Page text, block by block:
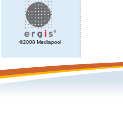
©2008 Mediapool